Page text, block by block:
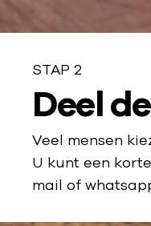
STAP 2
S
t
a
p
Deel
Veel mensen
U kunt een
mail of